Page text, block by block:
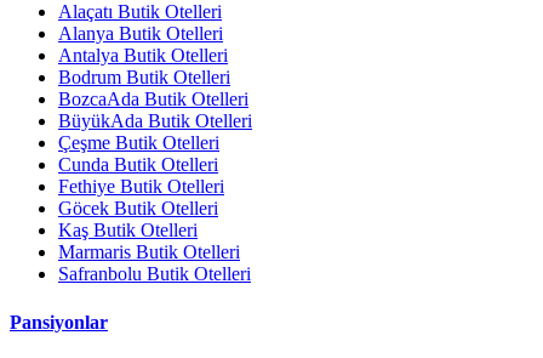
Alaçatı Butik Otelleri
Alanya Butik Otelleri
Antalya Butik Otelleri
Bodrum Butik Otelleri
BozcaAda Butik Otelleri
BüyükAda Butik Otelleri
Çeşme Butik Otelleri
Cunda Butik Otelleri
Fethiye Butik Otelleri
Göcek Butik Otelleri
Kaş Butik Otelleri
Marmaris Butik Otelleri
Safranbolu Butik Otelleri
Pansiyonlar